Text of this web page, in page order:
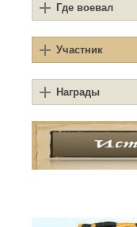
Где воевал
Участник
Награды